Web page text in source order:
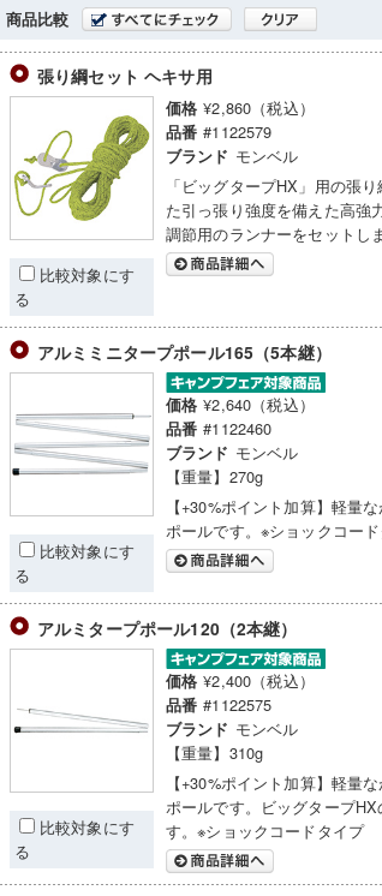
商品比較
張り綱セット ヘキサ用
比較対象にす
る
価格 ¥2,860（税込）
品番 #1122579
ブランド モンベル
「ビッグタープHX」用の張
た引っ張り強度を備えた高強
調節用のランナーをセットし
アルミミニタープポール165（5本継）
比較対象にす
る
価格 ¥2,640（税込）
品番 #1122460
ブランド モンベル
【重量】270g
【+30%ポイント加算】軽量
ポールです。※ショックコー
アルミタープポール120（2本継）
比較対象にす
る
価格 ¥2,400（税込）
品番 #1122575
ブランド モンベル
【重量】310g
【+30%ポイント加算】軽量
ポールです。ビッグタープ
す。※ショックコードタイプ